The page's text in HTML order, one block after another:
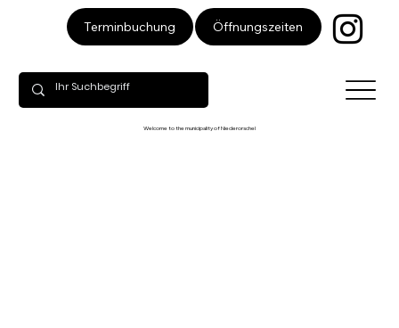
Terminbuchung Öffnungszeiten
Welcome to the municipality of Niederorschel